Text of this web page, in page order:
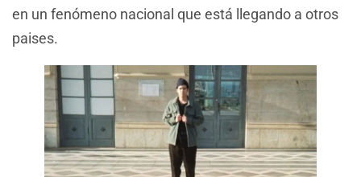
en un fenómeno nacional que está llegando a otros
paises.